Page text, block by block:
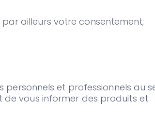
ailleurs votre consentement;
personnels et professionnels au
de vous informer des produits et